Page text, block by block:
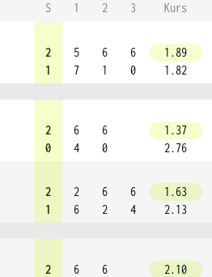
S 1 2 3
Kurs
2
1
5
7
6
1
6
0
1.89
1.82
2
0
6
4
6
0
1.37
2.76
2
1
2
6
6
2
6
4
1.63
2.13
2
6
6
2.10